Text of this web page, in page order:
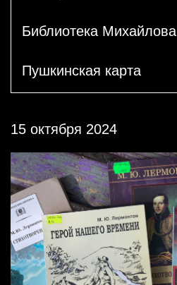
Библиотека Михайлова
Пушкинская карта
15 октября 2024